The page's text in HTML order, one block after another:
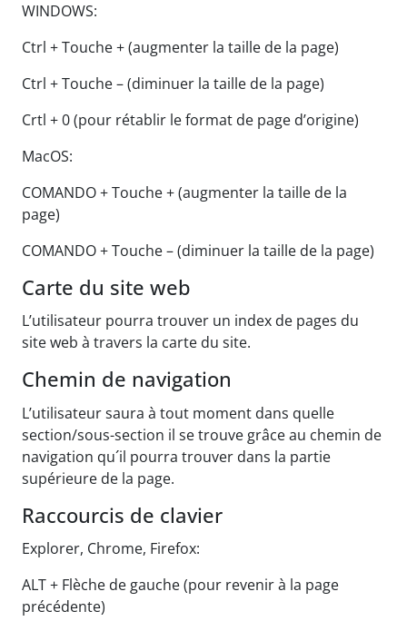
WINDOWS:
Ctrl + Touche + (augmenter la taille de la page)
Ctrl + Touche – (diminuer la taille de la page)
Crtl + 0 (pour rétablir le format de page d’origine)
MacOS:
COMANDO + Touche + (augmenter la taille de la
page)
COMANDO + Touche – (diminuer la taille de la page)
Carte du site web
L’utilisateur pourra trouver un index de pages du
site web à travers la carte du site.
Chemin de navigation
L’utilisateur saura à tout moment dans quelle
section/sous-section il se trouve grâce au chemin de
navigation qu´il pourra trouver dans la partie
supérieure de la page.
Raccourcis de clavier
Explorer, Chrome, Firefox:
ALT + Flèche de gauche (pour revenir à la page
précédente)